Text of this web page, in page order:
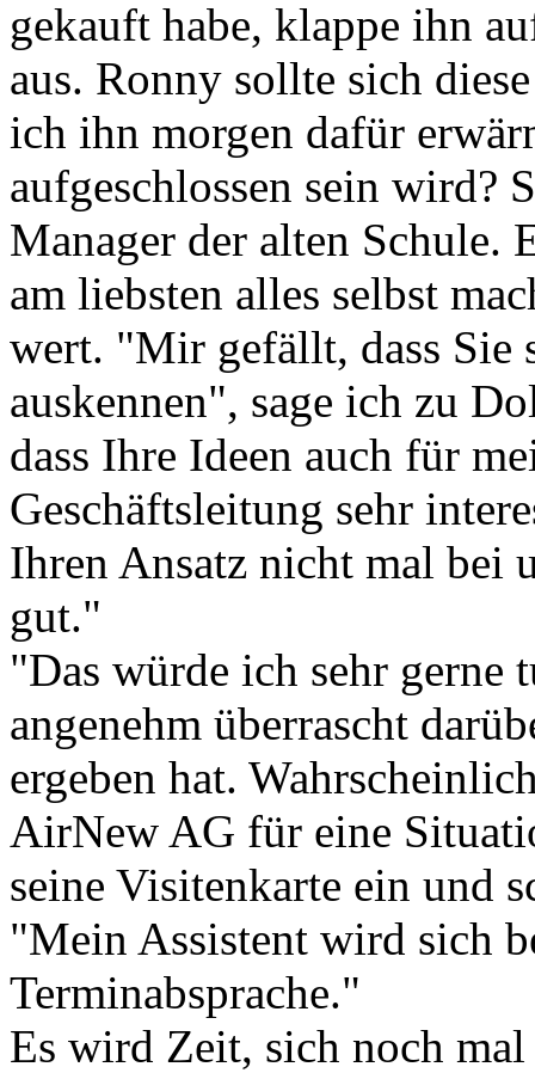
gekauft habe, klappe ihn
aus. Ronny sollte sich
ich ihn morgen dafür
aufgeschlossen sein wird?
Manager der alten Schule.
am liebsten alles selbst
wert. "Mir gefällt, dass Sie
auskennen", sage ich zu
dass Ihre Ideen auch für
Geschäftsleitung sehr
Ihren Ansatz nicht mal bei
gut."
"Das würde ich sehr
angenehm überrascht
ergeben hat.
AirNew AG für eine
seine Visitenkarte ein und
"Mein Assistent wird sich
Terminabsprache."
Es wird Zeit, sich noch